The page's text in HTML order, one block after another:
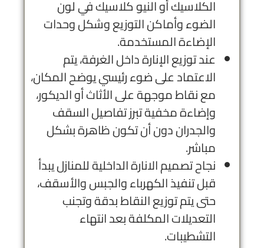
الكلاسيك أو النيو كلاسيك في لون
الضوء وأماكن التوزيع وشكل وحدات
الإضاءة المستخدمة.
عند توزيع الإنارة داخل الغرفة، يتم
الاعتماد على ضوء رئيسي يوضح المكان،
مع نقاط موجهة على الأثاث أو الديكور،
وإضاءة مخفية تبرز تفاصيل السقف
والجدران دون أن تكون ظاهرة بشكل
مباشر.
نجاح تصميم الانارة الداخلية للمنازل يبدأ
قبل تنفيذ الكهرباء والجبس والأسقف،
حتى يتم توزيع النقاط بدقة وتجنب
التعديلات المكلفة بعد انتهاء
التشطيبات.